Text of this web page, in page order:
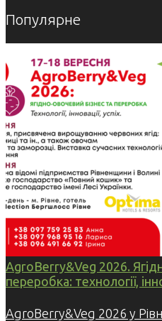
Популярне
AgroBerry&Veg 2026.
переробка: технології,
AgroBerry&Veg 2026 у